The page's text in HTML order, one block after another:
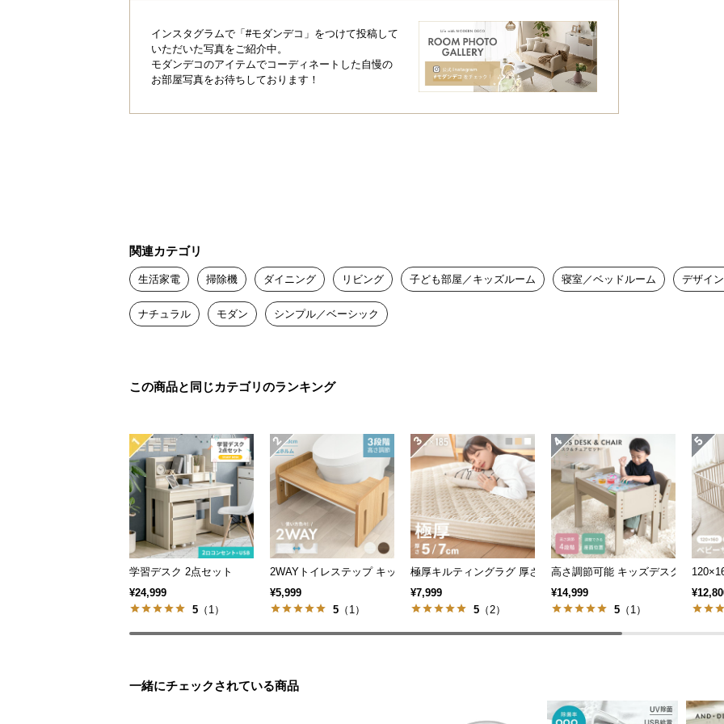
インスタグラムで「#モダンデコ」をつけて投稿して
いただいた写真をご紹介中。
モダンデコのアイテムでコーディネートした自慢の
お部屋写真をお待ちしております！
関連カテゴリ
生活家電 掃除機 ダイニング リビング 子ども部屋／キッズルーム 寝室／ベッドルーム デザイ
ナチュラル モダン シンプル／ベーシック
この商品と同じカテゴリのランキング
学習デスク 2点セット
¥24,999
5 （1）
2WAYトイレステップ キッズ踏み台 3段階高さ調節
¥5,999
5 （1）
極厚キルティングラグ 厚さ5/7cm
¥7,999
5 （2）
高さ調節可能 キッズデスク＆チェア
¥14,999
5 （1）
一緒にチェックされている商品